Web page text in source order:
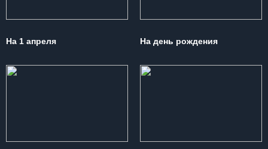
На 1 апреля На день рождения